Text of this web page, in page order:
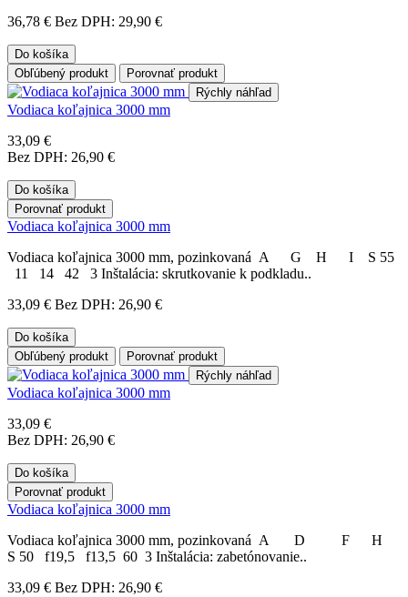
36,78 € Bez DPH: 29,90 €
Do košíka
Obľúbený produkt
Porovnať produkt
Rýchly náhľad
Vodiaca koľajnica 3000 mm
33,09 €
Bez DPH: 26,90 €
Do košíka
Porovnať produkt
Vodiaca koľajnica 3000 mm
Vodiaca koľajnica 3000 mm, pozinkovaná A G H I S 55
11 14 42 3 Inštalácia: skrutkovanie k podkladu..
33,09 € Bez DPH: 26,90 €
Do košíka
Obľúbený produkt
Porovnať produkt
Rýchly náhľad
Vodiaca koľajnica 3000 mm
33,09 €
Bez DPH: 26,90 €
Do košíka
Porovnať produkt
Vodiaca koľajnica 3000 mm
Vodiaca koľajnica 3000 mm, pozinkovaná A D F H
S 50 f19,5 f13,5 60 3 Inštalácia: zabetónovanie..
33,09 € Bez DPH: 26,90 €